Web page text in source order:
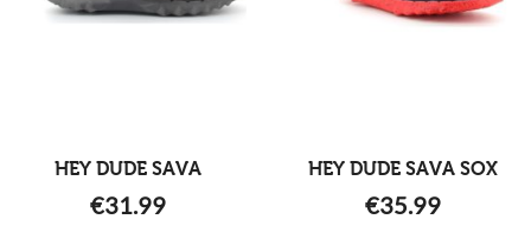
HEY DUDE SAVA
€31.99
HEY DUDE SAVA SOX
€35.99